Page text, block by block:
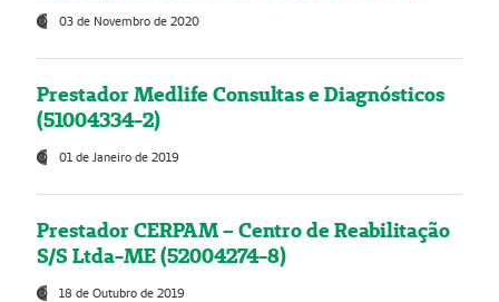
03 de Novembro de 2020
Prestador Medlife Consultas e Diagnósticos
(51004334-2)
01 de Janeiro de 2019
Prestador CERPAM – Centro de Reabilitação
S/S Ltda-ME (52004274-8)
18 de Outubro de 2019